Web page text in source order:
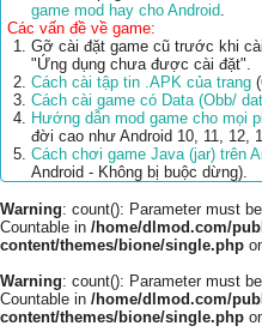
game mod hay cho Android.
Các vấn đề về game:
Gỡ cài đặt game cũ trước khi
"Ứng dụng chưa được cài đặt".
Cách cài tập tin .APK của trang
Cách cài game có Data (Obb/
Hướng dẫn mod game cho mọi
đời cao như Android 10, 11, 12,
Cách chơi game Java (jar) trên
Android - Không bị buộc dừng).
Warning: count(): Parameter must
Countable in /home/dlmod.com/
content/themes/bione/single.php
Warning: count(): Parameter must
Countable in /home/dlmod.com/
content/themes/bione/single.php